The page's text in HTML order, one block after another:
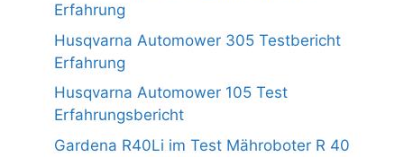
Erfahrung
Husqvarna Automower 305 Testbericht
Erfahrung
Husqvarna Automower 105 Test
Erfahrungsbericht
Gardena R40Li im Test Mähroboter R 40